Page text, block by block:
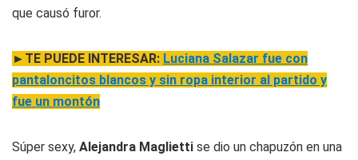
que causó furor.
►TE PUEDE INTERESAR: Luciana Salazar fue con
pantaloncitos blancos y sin ropa interior al partido y
fue un montón
Súper sexy, Alejandra Maglietti se dio un chapuzón en una